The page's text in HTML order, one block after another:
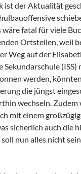
ist der Aktualität
wäre fatal für viele
Ortsteilen, weil
Weg auf der
(ISS)
werden,
die jüngst
wechseln. Zudem
mit einem
sicherlich auch die
nun alles nicht